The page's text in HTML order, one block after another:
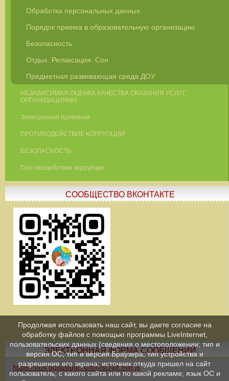
Обработка персональных данных
Порядок приема в образовательную организацию
Безопасность
Отдых. Релаксация. Сон
Предметная развивающая среда ДОУ
НЕЗАВИСИМАЯ ОЦЕНКА КАЧЕСТВА ОКАЗАНИЯ УСЛУГ
ОРГАНИЗАЦИЯМИ
Электронная приемная
ПРОТИВОДЕЙСТВИЕ КОРРУПЦИИ
БЕЗОПАСНОСТЬ
Противодействие коррупции
СООБЩЕСТВО ВКОНТАКТЕ
ЭЛЕКТРОННАЯ ФОРМА СООБЩЕНИЙ
https://pos.gosuslugi.ru/bin/script.min.js
Продолжая использовать наш сайт, вы даете согласие на
обработку файлов с помощью программы LiveInternet,
пользовательских данных (сведения о местоположении; тип и
версия ОС; тип и версия Браузера; тип устройства и
разрешение его экрана; источник откуда пришел на сайт
пользователь; с какого сайта или по какой рекламе; язык ОС и